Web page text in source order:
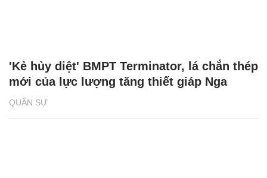
QUÂN SỰ
'Kẻ hủy diệt' BMPT Terminator, lá chắn thép
mới của lực lượng tăng thiết giáp Nga